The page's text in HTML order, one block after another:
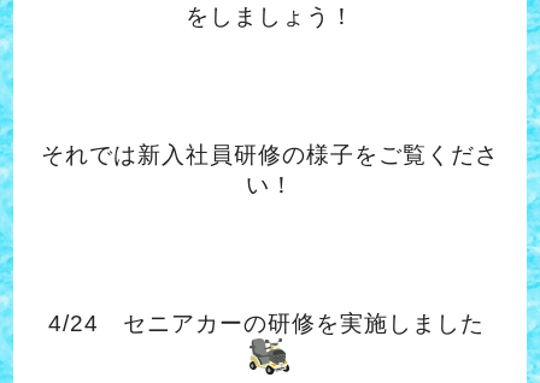
をしましょう！
それでは新入社員研修の様子をご覧くださ
い！
4/24 セニアカーの研修を実施しました